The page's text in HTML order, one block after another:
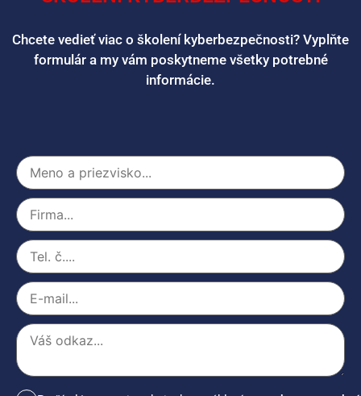
Chcete vedieť viac o školení kyberbezpečnosti? Vyplňte
formulár a my vám poskytneme všetky potrebné
informácie.